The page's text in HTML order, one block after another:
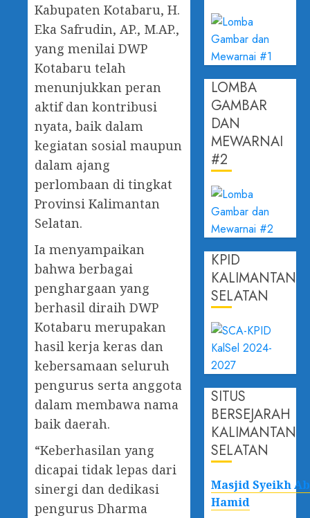
Kabupaten Kotabaru, H.
Eka Safrudin, AP., M.AP.,
yang menilai DWP
Kotabaru telah
menunjukkan peran
aktif dan kontribusi
nyata, baik dalam
kegiatan sosial maupun
dalam ajang
perlombaan di tingkat
Provinsi Kalimantan
Selatan.
Ia menyampaikan
bahwa berbagai
penghargaan yang
berhasil diraih DWP
Kotabaru merupakan
hasil kerja keras dan
kebersamaan seluruh
pengurus serta anggota
dalam membawa nama
baik daerah.
“Keberhasilan yang
dicapai tidak lepas dari
sinergi dan dedikasi
pengurus Dharma
LOMBA
GAMBAR
DAN
MEWARNAI
#2
KPID
KALIMANTAN
SELATAN
SITUS
BERSEJARAH
KALIMANTAN
SELATAN
Masjid Syeikh
Hamid